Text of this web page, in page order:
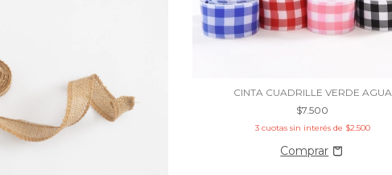
CINTA CUADRILLE VERDE AGUA
$7.500
3 cuotas sin interés de $2.500